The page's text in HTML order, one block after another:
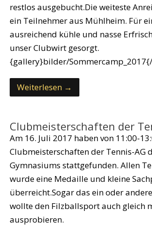
restlos ausgebucht.Die weiteste
ein Teilnehmer aus Mühlheim. Für
ausreichend kühle und nasse
unser Clubwirt gesorgt.
{gallery}bilder/
Weiterlesen →
Clubmeisterschaften der
Am 16. Juli 2017 haben von 11:00-
Clubmeisterschaften der Tennis-AG
Gymnasiums stattgefunden. Allen
wurde eine Medaille und kleine
überreicht.Sogar das ein oder
wollte den Filzballsport auch gleich
ausprobieren.